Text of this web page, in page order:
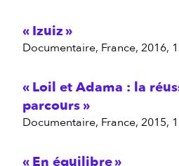
Izuiz
documentaire, France, 2016,
Loil et Adama : la
parcours
documentaire, France, 2015,
En équilibre